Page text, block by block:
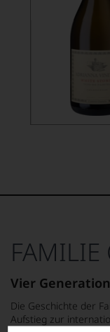
FAMILIE
Vier
Die Geschichte der
Aufstieg zur